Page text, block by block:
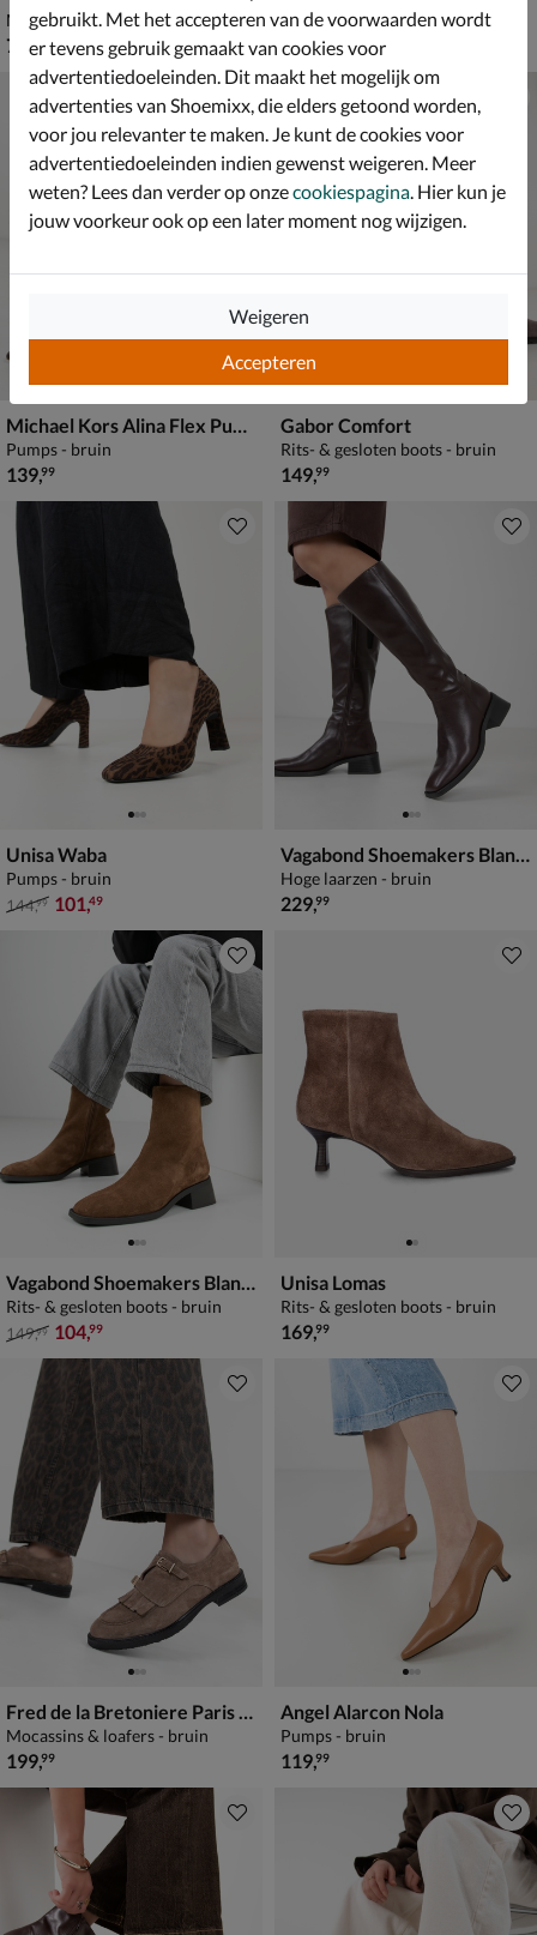
Mocassins & loafers - bruin
€ 79,99
79 ,99
Mocassins & loafers - bruin
€ 129,99
129,99
Michael Kors Alina Flex Pump
Pumps - bruin
€ 139,99
139,99
Gabor Comfort
Rits- & gesloten boots - bruin
€ 149,99
149,99
Unisa Waba
Pumps - bruin
van € 144,99 voor € 101,49
144,99 101,49
Vagabond Shoemakers Blanca
Hoge laarzen - bruin
€ 229,99
229,99
Vagabond Shoemakers Blanca
Rits- & gesloten boots - bruin
van € 149,99 voor € 104,99
149,99 104,99
Unisa Lomas
Rits- & gesloten boots - bruin
€ 169,99
169,99
Fred de la Bretoniere Paris Jay
Mocassins & loafers - bruin
€ 199,99
199,99
Angel Alarcon Nola
Pumps - bruin
€ 119,99
119,99
gebruikt. Met het accepteren van de voorwaarden wordt
er tevens gebruik gemaakt van cookies voor
advertentiedoeleinden. Dit maakt het mogelijk om
advertenties van Shoemixx, die elders getoond worden,
voor jou relevanter te maken. Je kunt de cookies voor
advertentiedoeleinden indien gewenst weigeren. Meer
weten? Lees dan verder op onzecookiespagina. Hier kun je
jouw voorkeur ook op een later moment nog wijzigen.
Accepteren
Weigeren